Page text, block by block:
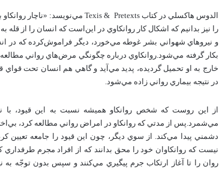
الدوس‌ هاكسلي‌ در كتاب‌ Texis & Pretexts
مي‌نويسد: «ناچار
را نيز بدانيم‌ كه‌ اشكال‌ كار روانكاوي‌ در اين‌است‌ كه‌ انسان‌ را از
و نيروهاي‌ شهواني‌ بشر غوطه‌ مي‌خورد، ديگر فراموش‌كرده‌ كه‌ در
بكار گرفته‌ مي‌شود.روانكاوي‌ درباره‌ چگونگي‌ مرض‌هاي‌ رواني‌
خارج‌ به‌ او تحميل‌ گرديده‌، پديد مي‌آيد و گاهي‌ هم‌ انسان‌ تحت‌
در نتيجه‌ بيماري‌ رواني‌ زاده‌ مي‌شود.
از اين‌ روست‌ كه‌ شخص‌ روانكاو هميشه‌ نسبت‌ به‌ اين‌ قيود، با
مي‌شمرد.پس‌ از مدتي‌ كه‌ روانكاو در امراض‌ رواني‌ مطالعه‌ كرد،
دشمني‌ پيدا مي‌كند. از سوي‌ ديگر، چون‌ اين‌ قيود را جامعه‌ تعيين‌
نيست‌ كه‌ روانكاوان‌ خود را محق‌ بدانند كه‌ از افراد مجرم‌
روان‌ را تا آغاز ارتكاب‌ جرم‌ پيگيري‌ مي‌كنند و سپس‌ بدون‌ توجّه‌ به‌